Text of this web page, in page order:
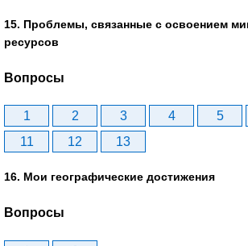
15. Проблемы, связанные с освоением
ресурсов
Вопросы
1 2 3 4 5
11
12 13
16. Мои географические достижения
Вопросы